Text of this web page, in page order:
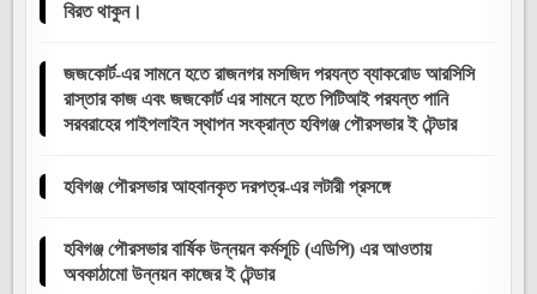
বিরত থাকুন।
জজকোর্ট-এর সামনে হতে রাজনগর মসজিদ পরযন্ত ব্যাকরোড আরসিসি
রাস্তার কাজ এবং জজকোর্ট এর সামনে হতে পিটিআই পরযন্ত পানি
সরবরাহের পাইপলাইন স্থাপন সংক্রান্ত হবিগঞ্জ পৌরসভার ই টেন্ডার
হবিগঞ্জ পৌরসভার আহবানকৃত দরপত্র-এর লটারী প্রসঙ্গে
হবিগঞ্জ পৌরসভার বার্ষিক উন্নয়ন কর্মসূচি (এডিপি) এর আওতায়
অবকাঠামো উন্নয়ন কাজের ই টেন্ডার